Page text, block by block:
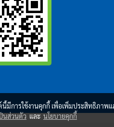
นี้มีการใช้งานคุกกี้ เพื่อเพิ่มประสิทธิภาพ
นส่วนตัวและนโยบายคุกกี้